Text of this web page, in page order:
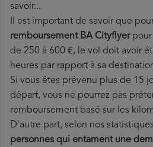
savoir...
Il est important de savoir que
remboursement BA Cityflyerpour
de 250 à 600 €, le vol doit avoir
heures par rapport à sa
Si vous êtes prévenu plus de 15
départ, vous ne pourrez pas
remboursement basé sur les
D'autre part, selon nos
personnes qui entament une